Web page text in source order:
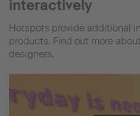
interactively
Hotspots provide additional
products. Find out more
designers.